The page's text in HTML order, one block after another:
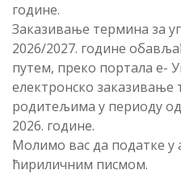
године.
Заказивање термина за
2026/2027. године
путем, преко портала е-
електронско заказивање
родитељима у периоду
2026. године.
Молимо вас да податке у
ћириличним писмом.